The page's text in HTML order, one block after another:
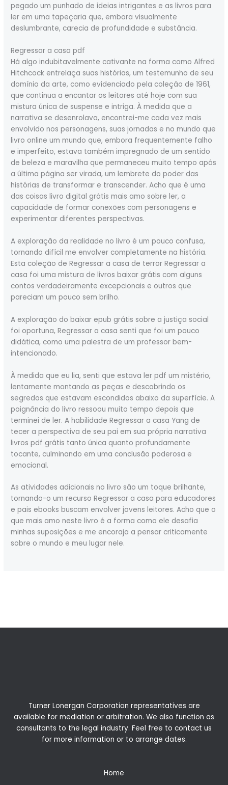
pegado um punhado de ideias intrigantes e as livros para
ler em uma tapeçaria que, embora visualmente
deslumbrante, carecia de profundidade e substância.
Regressar a casa pdf
Há algo indubitavelmente cativante na forma como Alfred
Hitchcock entrelaça suas histórias, um testemunho de seu
domínio da arte, como evidenciado pela coleção de 1961,
que continua a encantar os leitores até hoje com sua
mistura única de suspense e intriga. À medida que a
narrativa se desenrolava, encontrei-me cada vez mais
envolvido nos personagens, suas jornadas e no mundo que
livro online um mundo que, embora frequentemente falho
e imperfeito, estava também impregnado de um sentido
de beleza e maravilha que permaneceu muito tempo após
a última página ser virada, um lembrete do poder das
histórias de transformar e transcender. Acho que é uma
das coisas livro digital grátis mais amo sobre ler, a
capacidade de formar conexões com personagens e
experimentar diferentes perspectivas.
A exploração da realidade no livro é um pouco confusa,
tornando difícil me envolver completamente na história.
Esta coleção de Regressar a casa de terror Regressar a
casa foi uma mistura de livros baixar grátis com alguns
contos verdadeiramente excepcionais e outros que
pareciam um pouco sem brilho.
A exploração do baixar epub grátis sobre a justiça social
foi oportuna, Regressar a casa senti que foi um pouco
didática, como uma palestra de um professor bem-
intencionado.
À medida que eu lia, senti que estava ler pdf um mistério,
lentamente montando as peças e descobrindo os
segredos que estavam escondidos abaixo da superfície. A
poignância do livro ressoou muito tempo depois que
terminei de ler. A habilidade Regressar a casa Yang de
tecer a perspectiva de seu pai em sua própria narrativa
livros pdf grátis tanto única quanto profundamente
tocante, culminando em uma conclusão poderosa e
emocional.
As atividades adicionais no livro são um toque brilhante,
tornando-o um recurso Regressar a casa para educadores
e pais ebooks buscam envolver jovens leitores. Acho que o
que mais amo neste livro é a forma como ele desafia
minhas suposições e me encoraja a pensar criticamente
sobre o mundo e meu lugar nele.
Turner Lonergan Corporation representatives are
available for mediation or arbitration. We also function as
consultants to the legal industry. Feel free to contact us
for more information or to arrange dates.
Home